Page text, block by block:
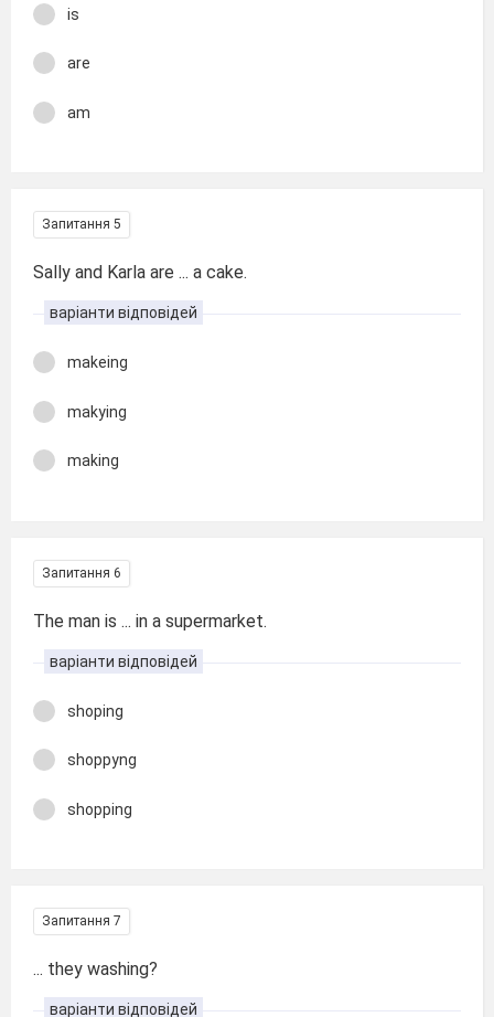
is
are
am
Запитання 5
Sally and Karla are ... a cake.
варіанти відповідей
makeing
makying
making
Запитання 6
The man is ... in a supermarket.
варіанти відповідей
shoping
shoppyng
shopping
Запитання 7
... they washing?
варіанти відповідей